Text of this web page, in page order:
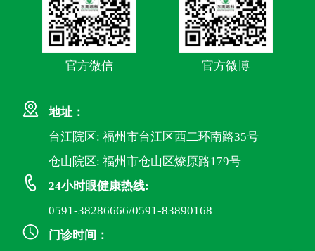
官方微信 官方微博
地址：
台江院区: 福州市台江区西二环南路35号
仓山院区: 福州市仓山区燎原路179号
24小时眼健康热线:
0591-38286666/0591-83890168
门诊时间：